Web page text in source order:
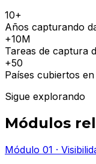
10+
Años capturando
+10M
Tareas de captura
+50
Países cubiertos
Sigue explorando
Módulos
Módulo 01 ·